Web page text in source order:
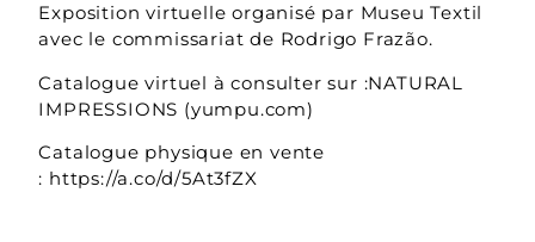
Exposition virtuelle organisé par Museu Textil
avec le commissariat de Rodrigo Frazão.
Catalogue virtuel à consulter sur :NATURAL
IMPRESSIONS (yumpu.com)
Catalogue physique en vente
: https://a.co/d/5At3fZX